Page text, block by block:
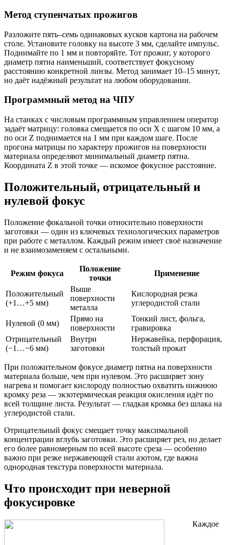
Метод ступенчатых прожигов
Разложите пять–семь одинаковых кусков картона на рабочем
столе. Установите головку на высоте 3 мм, сделайте импульс.
Поднимайте по 1 мм и повторяйте. Тот прожиг, у которого
диаметр пятна наименьший, соответствует фокусному
расстоянию конкретной линзы. Метод занимает 10–15 минут,
но даёт надёжный результат на любом оборудовании.
Программный метод на ЧПУ
На станках с числовым программным управлением оператор
задаёт матрицу: головка смещается по оси X с шагом 10 мм, а
по оси Z поднимается на 1 мм при каждом шаге. После
прогона матрицы по характеру прожигов на поверхности
материала определяют минимальный диаметр пятна.
Координата Z в этой точке — искомое фокусное расстояние.
Положительный, отрицательный и
нулевой фокус
Положение фокальной точки относительно поверхности
заготовки — один из ключевых технологических параметров
при работе с металлом. Каждый режим имеет своё назначение
и не взаимозаменяем с остальными.
Режим фокуса
Положение
точки
Применение
Положительный
(+1…+5 мм)
Выше
поверхности
металла
Кислородная резка
углеродистой стали
Нулевой (0 мм)
Прямо на
поверхности
Тонкий лист, фольга,
гравировка
Отрицательный
(−1…−6 мм)
Внутри
заготовки
Нержавейка, перфорация,
толстый прокат
При положительном фокусе диаметр пятна на поверхности
материала больше, чем при нулевом. Это расширяет зону
нагрева и помогает кислороду полностью охватить нижнюю
кромку реза — экзотермическая реакция окисления идёт по
всей толщине листа. Результат — гладкая кромка без шлака на
углеродистой стали.
Отрицательный фокус смещает точку максимальной
концентрации вглубь заготовки. Это расширяет рез, но делает
его более равномерным по всей высоте среза — особенно
важно при резке нержавеющей стали азотом, где важна
однородная текстура поверхности материала.
Что происходит при неверной
фокусировке
Каждое